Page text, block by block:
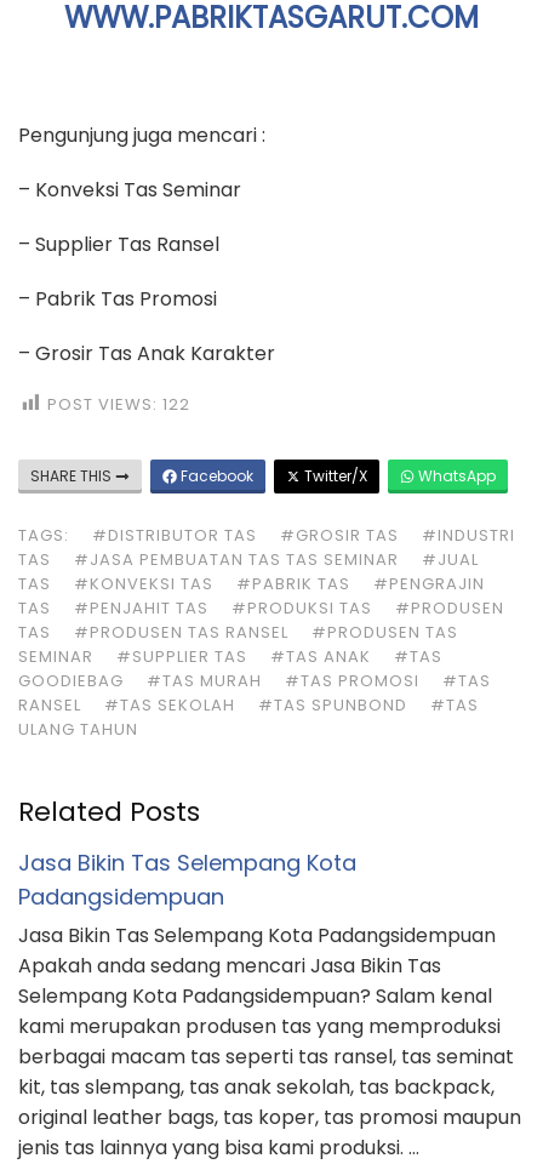
WWW.PABRIKTASGARUT.COM
Pengunjung juga mencari :
– Konveksi Tas Seminar
– Supplier Tas Ransel
– Pabrik Tas Promosi
– Grosir Tas Anak Karakter
POST VIEWS: 122
SHARE THIS Facebook Twitter/X WhatsApp
TAGS: #DISTRIBUTOR TAS #GROSIR TAS
#INDUSTRI
TAS
#JASA PEMBUATAN TAS TAS SEMINAR
#JUAL
TAS
#KONVEKSI TAS #PABRIK TAS
#PENGRAJIN
TAS
#PENJAHIT TAS #PRODUKSI TAS
#PRODUSEN
TAS
#PRODUSEN TAS RANSEL
#PRODUSEN TAS
SEMINAR
#SUPPLIER TAS #TAS ANAK
#TAS
GOODIEBAG
#TAS MURAH #TAS PROMOSI
#TAS
RANSEL
#TAS SEKOLAH #TAS SPUNBOND
#TAS
ULANG TAHUN
Related Posts
Jasa Bikin Tas Selempang Kota
Padangsidempuan
Jasa Bikin Tas Selempang Kota Padangsidempuan
Apakah anda sedang mencari Jasa Bikin Tas
Selempang Kota Padangsidempuan? Salam kenal
kami merupakan produsen tas yang memproduksi
berbagai macam tas seperti tas ransel, tas seminat
kit, tas slempang, tas anak sekolah, tas backpack,
original leather bags, tas koper, tas promosi maupun
jenis tas lainnya yang bisa kami produksi. …